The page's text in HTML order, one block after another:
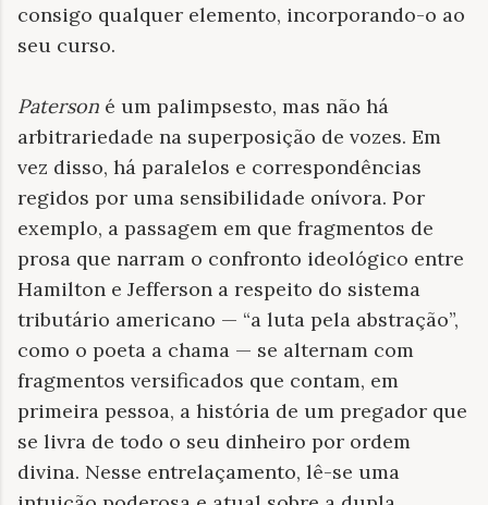
consigo qualquer elemento, incorporando-o ao
seu curso.
Paterson é um palimpsesto, mas não há
arbitrariedade na superposição de vozes. Em
vez disso, há paralelos e correspondências
regidos por uma sensibilidade onívora. Por
exemplo, a passagem em que fragmentos de
prosa que narram o confronto ideológico entre
Hamilton e Jefferson a respeito do sistema
tributário americano — “a luta pela abstração”,
como o poeta a chama — se alternam com
fragmentos versificados que contam, em
primeira pessoa, a história de um pregador que
se livra de todo o seu dinheiro por ordem
divina. Nesse entrelaçamento, lê-se uma